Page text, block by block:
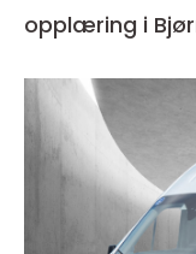
opplæring i